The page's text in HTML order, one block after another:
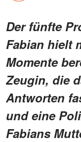
Der fünfte
Fabian hielt
Momente
Zeugin, die
Antworten
und eine
Fabians